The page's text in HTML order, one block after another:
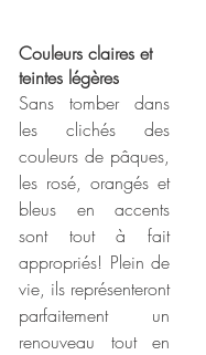
Couleurs claires et
teintes légères
Sans tomber dans
les clichés des
couleurs de pâques,
les rosé, orangés et
bleus en accents
sont tout à fait
appropriés! Plein de
vie, ils représenteront
parfaitement un
renouveau tout en